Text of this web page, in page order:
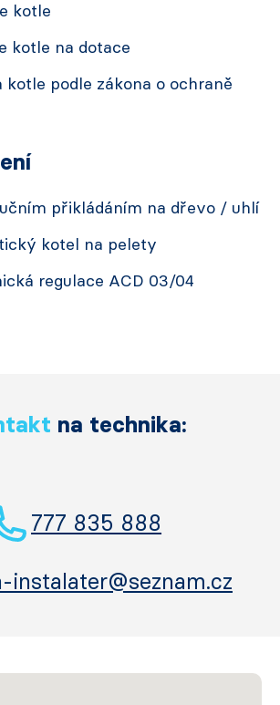
kotle
kotle na dotace
kotle podle zákona o ochraně
přikládáním na dřevo / uhlí
kotel na pelety
regulace ACD 03/04
na technika:
777 835 888
instalater@seznam.cz